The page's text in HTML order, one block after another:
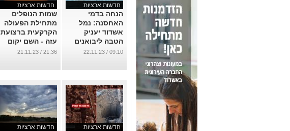
חדשות ארציות
הנחה בדמי
האחסנה: נמל
אשדוד יעניק
הטבה ליבואנים
מהעוטף ומערב
...
09:10 / 22.11.23
חדשות ארציות
שמות הנופלים
מתחילת הפעולה
הקרקעית ברצועת
עזה - השם יקום
דמם
21:36 / 21.11.23
חדשות ארציות חדשות ארציות